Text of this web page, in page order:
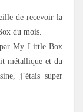
de recevoir la
du mois.
My Little Box
métallique et du
j’étais super